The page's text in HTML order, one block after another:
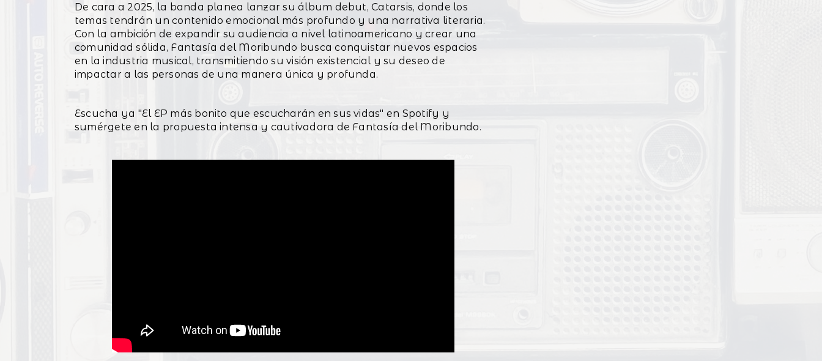
De cara a 2025, la banda planea lanzar su álbum debut, Catarsis, donde los
temas tendrán un contenido emocional más profundo y una narrativa literaria.
Con la ambición de expandir su audiencia a nivel latinoamericano y crear una
comunidad sólida, Fantasía del Moribundo busca conquistar nuevos espacios
en la industria musical, transmitiendo su visión existencial y su deseo de
impactar a las personas de una manera única y profunda.
Escucha ya "El EP más bonito que escucharán en sus vidas" en Spotify y
sumérgete en la propuesta intensa y cautivadora de Fantasía del Moribundo.